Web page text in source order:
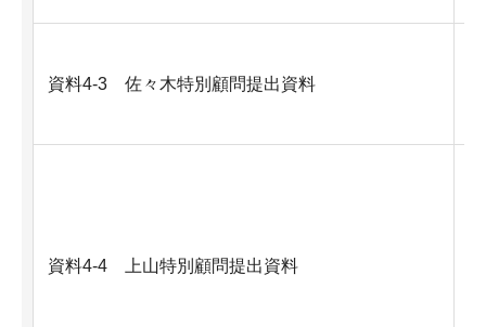
資料4-3 佐々木特別顧問提出資料
資料4-4 上山特別顧問提出資料